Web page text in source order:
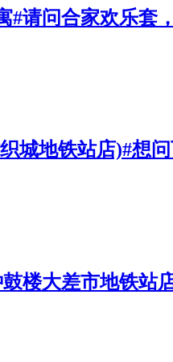
#请问合家欢乐套
城地铁站店)#想
楼大差市地铁站